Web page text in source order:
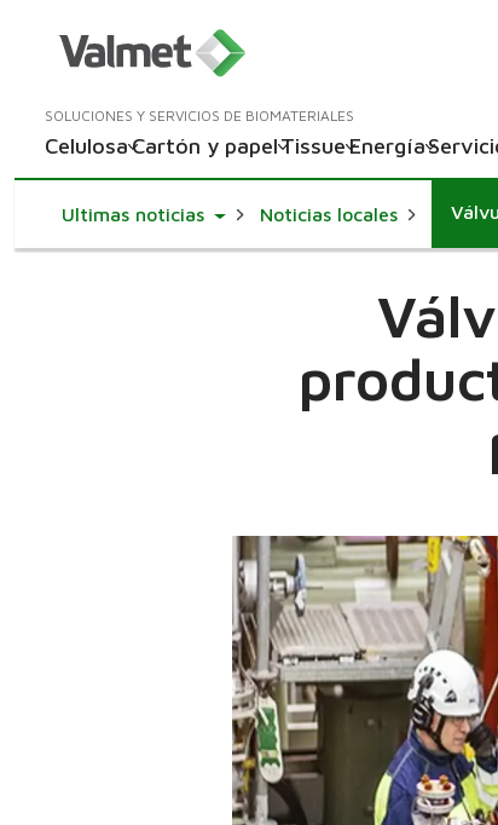
SOLUCIONES Y SERVICIOS DE BIOMATERIALES
CelulosaCartón y papelTissueEnergía
Ultimas noticiasToggle Dropdown
Noticias locales